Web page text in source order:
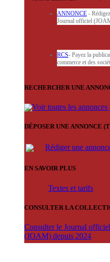
ANNONCE -
Journal officiel
RCS- Payez la
commerce et des
RECHERCHER UNE
Voir toutes les
DÉPOSER UNE ANNONCE
Rédiger une
EN SAVOIR PLUS
Textes et tarifs
CONSULTER LA
Consulter le Journal
(JOAM) depuis 2024